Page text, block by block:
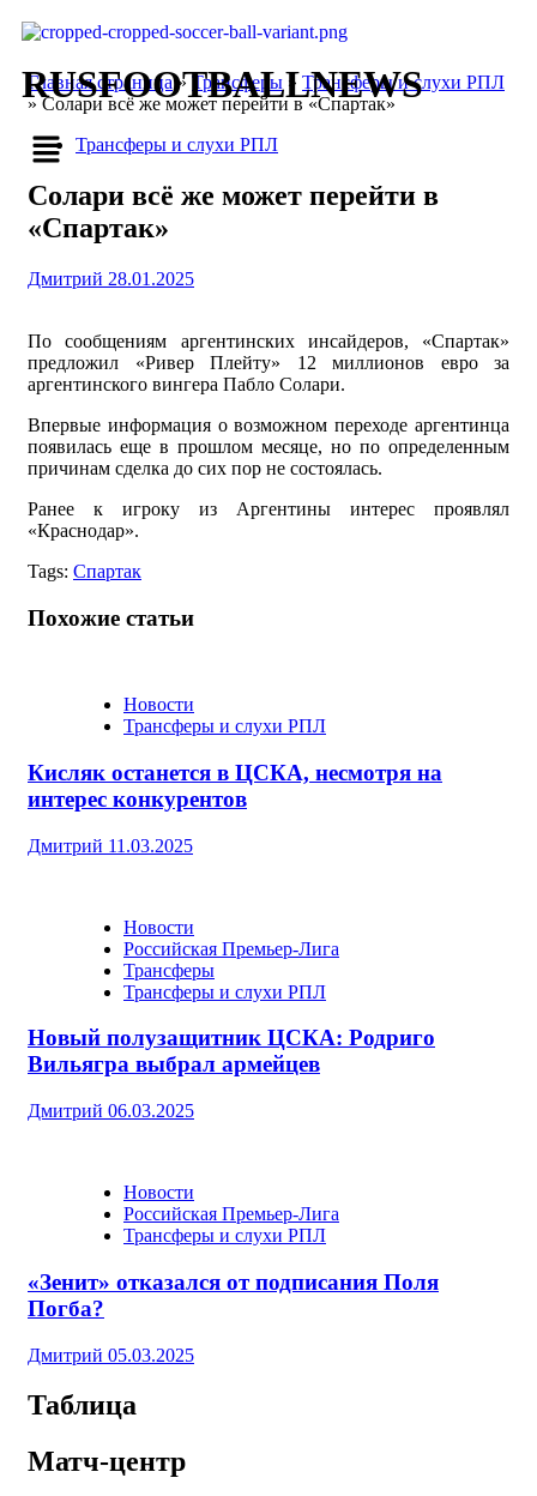
RUSFOOTBALLNEWS
Главная страница» Трансферы » Трансферы и слухи РПЛ
»Солари всё же может перейти в «Спартак»
Трансферы и слухи РПЛ
Солари всё же может перейти в
«Спартак»
Дмитрий 28.01.2025
По сообщениям аргентинских инсайдеров, «Спартак»
предложил «Ривер Плейту» 12 миллионов евро за
аргентинского вингера Пабло Солари.
Впервые информация о возможном переходе аргентинца
появилась еще в прошлом месяце, но по определенным
причинам сделка до сих пор не состоялась.
Ранее к игроку из Аргентины интерес проявлял
«Краснодар».
Tags: Спартак
Похожие статьи
Новости
Трансферы и слухи РПЛ
Кисляк останется в ЦСКА, несмотря на
интерес конкурентов
Дмитрий 11.03.2025
Новости
Российская Премьер-Лига
Трансферы
Трансферы и слухи РПЛ
Новый полузащитник ЦСКА: Родриго
Вильягра выбрал армейцев
Дмитрий 06.03.2025
Новости
Российская Премьер-Лига
Трансферы и слухи РПЛ
«Зенит» отказался от подписания Поля
Погба?
Дмитрий 05.03.2025
Таблица
Матч-центр